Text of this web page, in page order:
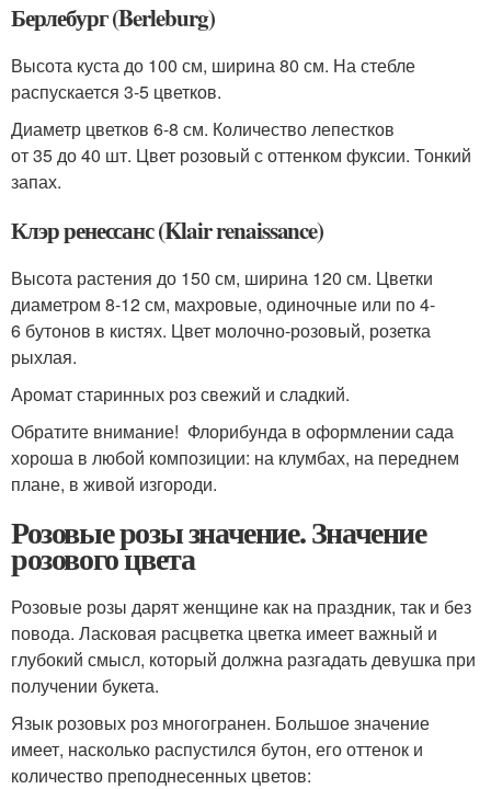
Берлебург (Berleburg)
Высота куста до 100 см, ширина 80 см. На стебле
распускается 3-5 цветков.
Диаметр цветков 6-8 см. Количество лепестков
от 35 до 40 шт. Цвет розовый с оттенком фуксии. Тонкий
запах.
Клэр ренессанс (Klair renaissance)
Высота растения до 150 см, ширина 120 см. Цветки
диаметром 8-12 см, махровые, одиночные или по 4-
6 бутонов в кистях. Цвет молочно-розовый, розетка
рыхлая.
Аромат старинных роз свежий и сладкий.
Обратите внимание! Флорибунда в оформлении сада
хороша в любой композиции: на клумбах, на переднем
плане, в живой изгороди.
Розовые розы значение. Значение
розового цвета
Розовые розы дарят женщине как на праздник, так и без
повода. Ласковая расцветка цветка имеет важный и
глубокий смысл, который должна разгадать девушка при
получении букета.
Язык розовых роз многогранен. Большое значение
имеет, насколько распустился бутон, его оттенок и
количество преподнесенных цветов: